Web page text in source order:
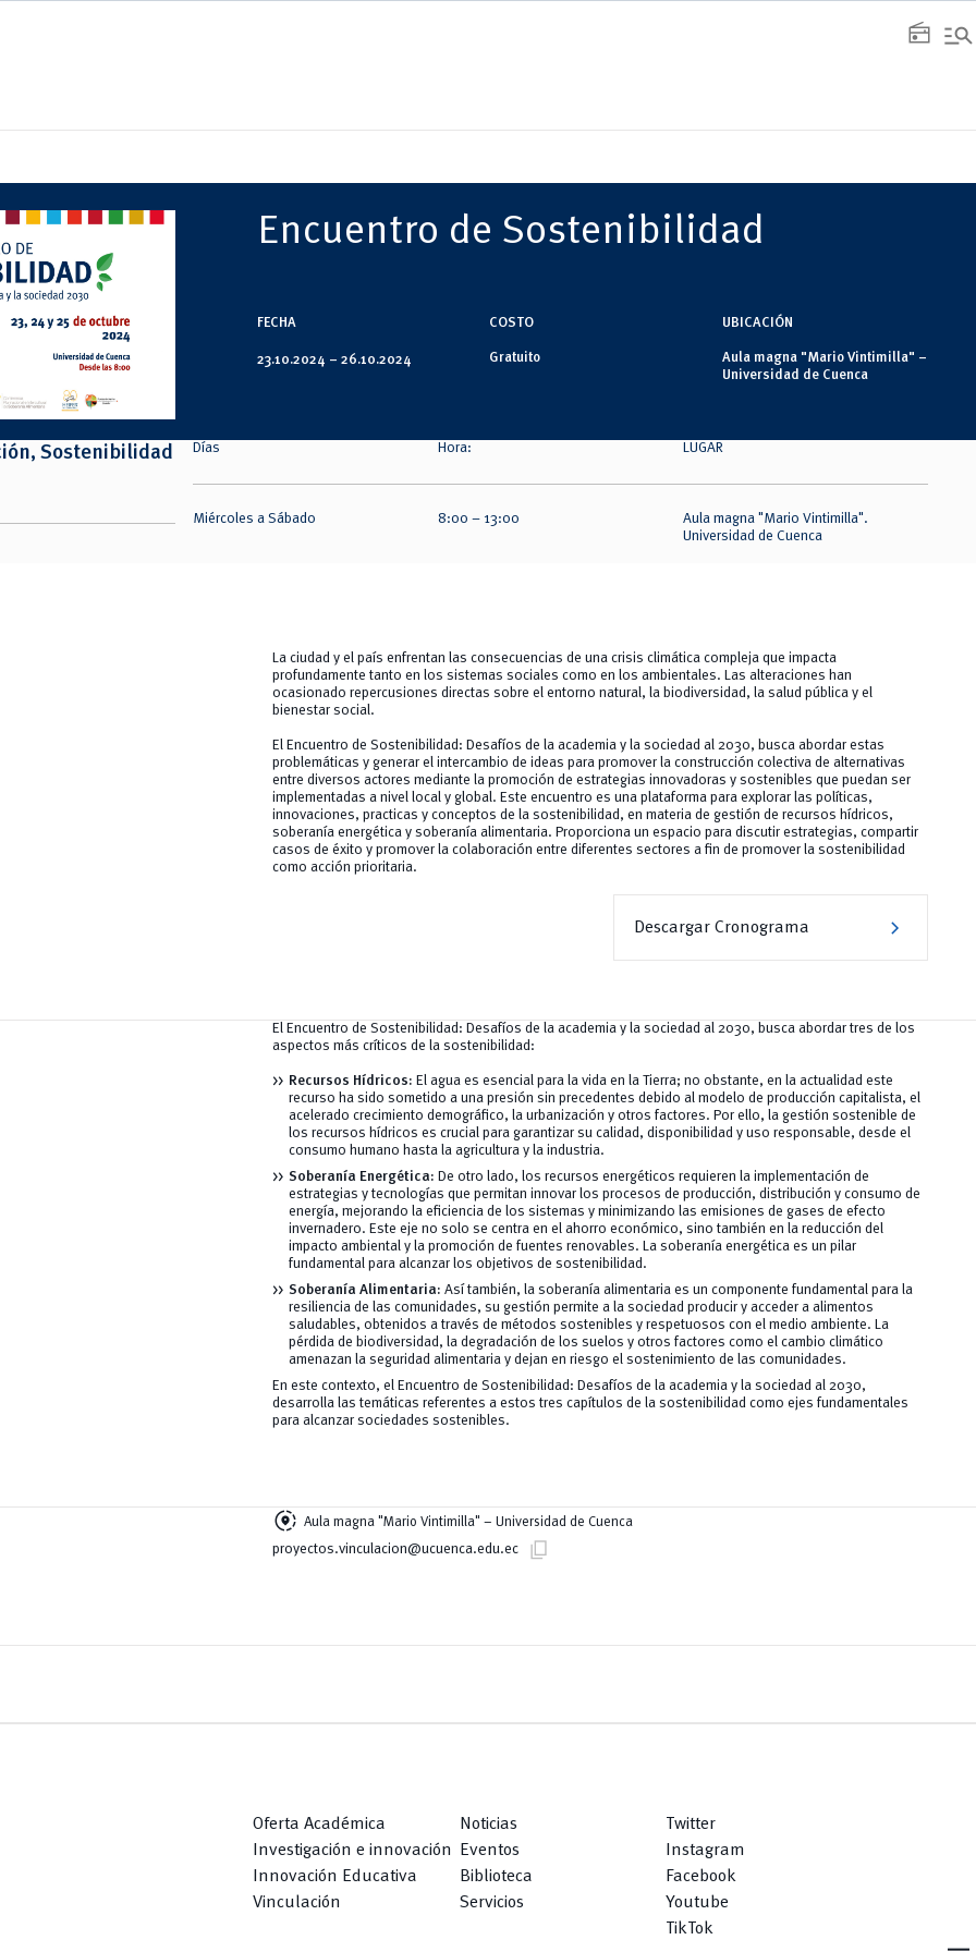
radio manage_search
Encuentro de Sostenibilidad
FECHA
23.10.2024 – 26.10.2024
COSTO
Gratuito
UBICACIÓN
Aula magna "Mario Vintimilla" –
Universidad de Cuenca
Sostenibilidad Días
Miércoles a Sábado
Hora:
8:00 – 13:00
LUGAR
Aula magna "Mario Vintimilla".
Universidad de Cuenca
La ciudad y el país enfrentan las consecuencias de una crisis climática compleja que impacta
profundamente tanto en los sistemas sociales como en los ambientales. Las alteraciones han
ocasionado repercusiones directas sobre el entorno natural, la biodiversidad, la salud pública y el
bienestar social.
El Encuentro de Sostenibilidad: Desafíos de la academia y la sociedad al 2030, busca abordar estas
problemáticas y generar el intercambio de ideas para promover la construcción colectiva de alternativas
entre diversos actores mediante la promoción de estrategias innovadoras y sostenibles que puedan ser
implementadas a nivel local y global. Este encuentro es una plataforma para explorar las políticas,
innovaciones, practicas y conceptos de la sostenibilidad, en materia de gestión de recursos hídricos,
soberanía energética y soberanía alimentaria. Proporciona un espacio para discutir estrategias, compartir
casos de éxito y promover la colaboración entre diferentes sectores a fin de promover la sostenibilidad
como acción prioritaria.
Descargar Cronograma chevron_right
El Encuentro de Sostenibilidad: Desafíos de la academia y la sociedad al 2030, busca abordar tres de los
aspectos más críticos de la sostenibilidad:
Recursos Hídricos: El agua es esencial para la vida en la Tierra; no obstante, en la actualidad este
recurso ha sido sometido a una presión sin precedentes debido al modelo de producción capitalista, el
acelerado crecimiento demográfico, la urbanización y otros factores. Por ello, la gestión sostenible de
los recursos hídricos es crucial para garantizar su calidad, disponibilidad y uso responsable, desde el
consumo humano hasta la agricultura y la industria.
Soberanía Energética: De otro lado, los recursos energéticos requieren la implementación de
estrategias y tecnologías que permitan innovar los procesos de producción, distribución y consumo de
energía, mejorando la eficiencia de los sistemas y minimizando las emisiones de gases de efecto
invernadero. Este eje no solo se centra en el ahorro económico, sino también en la reducción del
impacto ambiental y la promoción de fuentes renovables. La soberanía energética es un pilar
fundamental para alcanzar los objetivos de sostenibilidad.
Soberanía Alimentaria:Así también, la soberanía alimentaria es un componente fundamental para la
resiliencia de las comunidades, su gestión permite a la sociedad producir y acceder a alimentos
saludables, obtenidos a través de métodos sostenibles y respetuosos con el medio ambiente. La
pérdida de biodiversidad, la degradación de los suelos y otros factores como el cambio climático
amenazan la seguridad alimentaria y dejan en riesgo el sostenimiento de las comunidades.
En este contexto, el Encuentro de Sostenibilidad: Desafíos de la academia y la sociedad al 2030,
desarrolla las temáticas referentes a estos tres capítulos de la sostenibilidad como ejes fundamentales
para alcanzar sociedades sostenibles.
share_location Aula magna "Mario Vintimilla" – Universidad de Cuenca
proyectos.vinculacion@ucuenca.edu.ec
content_copy
Oferta Académica
Investigación e innovación
Innovación Educativa
Vinculación
Noticias
Eventos
Biblioteca
Servicios
Twitter
Instagram
Facebook
Youtube
TikTok